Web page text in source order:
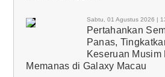
Sabtu, 01 Agustus 2026 |
Pertahankan
Panas,
Keseruan Musim
Memanas di Galaxy Macau